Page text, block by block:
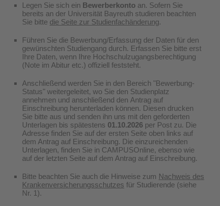
Legen Sie sich ein Bewerberkonto an. Sofern Sie
bereits an der Universität Bayreuth studieren beachten
Sie bitte die Seite zur Studienfachänderung.
Führen Sie die Bewerbung/Erfassung der Daten für den
gewünschten Studiengang durch. Erfassen Sie bitte erst
Ihre Daten, wenn Ihre Hochschulzugangsberechtigung
(Note im Abitur etc.) offiziell feststeht.
Anschließend werden Sie in den Bereich "Bewerbung-
Status" weitergeleitet, wo Sie den Studienplatz
annehmen und anschließend den Antrag auf
Einschreibung herunterladen können. Diesen drucken
Sie bitte aus und senden ihn uns mit den geforderten
Unterlagen bis spätestens 01.10.2026 per Post zu. Die
Adresse finden Sie auf der ersten Seite oben links auf
dem Antrag auf Einschreibung. Die einzureichenden
Unterlagen, finden Sie in CAMPUSOnline, ebenso wie
auf der letzten Seite auf dem Antrag auf Einschreibung.
Bitte beachten Sie auch die Hinweise zum Nachweis des
Krankenversicherungsschutzes für Studierende (siehe
Nr. 1).